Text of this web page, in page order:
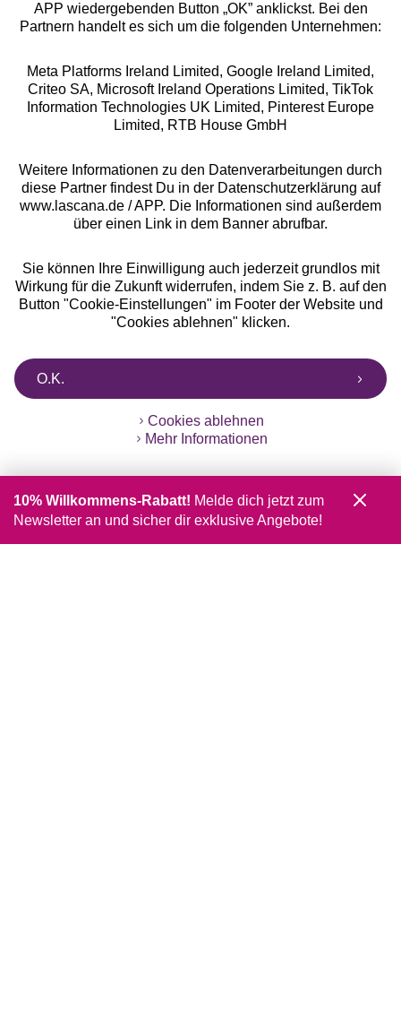
Alle Preise inkl. MwSt., zzgl.
Versandkosten
** Bonität vorausgesetzt, berechtigt zur Bonitätsprüfung
APP wiedergebenden Button „OK” anklickst. Bei den
Partnern handelt es sich um die folgenden Unternehmen:
Meta Platforms Ireland Limited, Google Ireland Limited,
Criteo SA, Microsoft Ireland Operations Limited, TikTok
Information Technologies UK Limited, Pinterest Europe
Limited, RTB House GmbH
Weitere Informationen zu den Datenverarbeitungen durch
diese Partner findest Du in der Datenschutzerklärung auf
www.lascana.de / APP. Die Informationen sind außerdem
über einen Link in dem Banner abrufbar.
Sie können Ihre Einwilligung auch jederzeit grundlos mit
Wirkung für die Zukunft widerrufen, indem Sie z. B. auf den
Button "Cookie-Einstellungen" im Footer der Website und
"Cookies ablehnen" klicken.
O.K.
Cookies ablehnen
Mehr Informationen
10% Willkommens-Rabatt! Melde dich jetzt zum
Newsletter an und sicher dir exklusive Angebote!